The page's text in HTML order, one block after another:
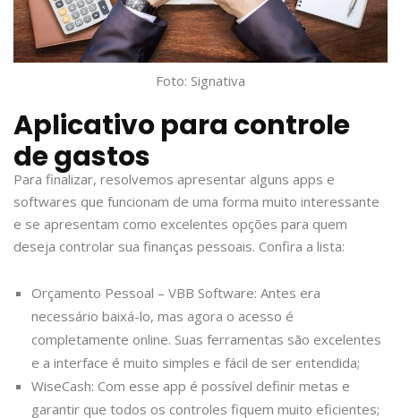
Foto: Signativa
Aplicativo para controle
de gastos
Para finalizar, resolvemos apresentar alguns apps e
softwares que funcionam de uma forma muito interessante
e se apresentam como excelentes opções para quem
deseja controlar sua finanças pessoais. Confira a lista:
Orçamento Pessoal – VBB Software: Antes era
necessário baixá-lo, mas agora o acesso é
completamente online. Suas ferramentas são excelentes
e a interface é muito simples e fácil de ser entendida;
WiseCash: Com esse app é possível definir metas e
garantir que todos os controles fiquem muito eficientes;